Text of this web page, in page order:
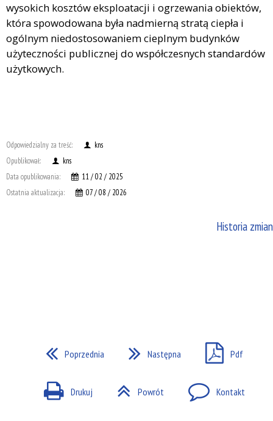
wysokich kosztów eksploatacji i ogrzewania obiektów,
która spowodowana była nadmierną stratą ciepła i
ogólnym niedostosowaniem cieplnym budynków
użyteczności publicznej do współczesnych standardów
użytkowych.
Odpowiedzialny za treść:
kns
Opublikował:
kns
Data opublikowania:
11 / 02 / 2025
Ostatnia aktualizacja:
07 / 08 / 2026
Historia zmian
Poprzednia Następna Pdf
Drukuj Powrót Kontakt